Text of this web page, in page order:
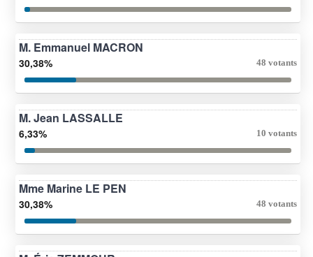
M. Emmanuel MACRON
30,38% 48 votants
M. Jean LASSALLE
6,33% 10 votants
Mme Marine LE PEN
30,38% 48 votants